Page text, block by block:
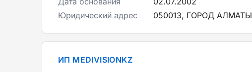
Юридический адрес
050013, ГОРОД
ИП MEDIVISIONKZ